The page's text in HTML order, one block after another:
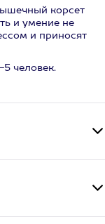
корсет
и умение не
и приносят
5 человек.